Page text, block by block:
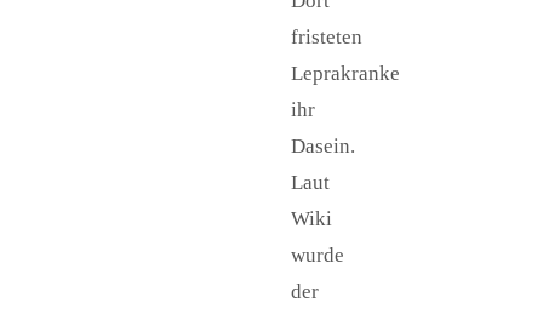
fristeten
Leprakranke
ihr
Dasein.
Laut
Wiki
wurde
der